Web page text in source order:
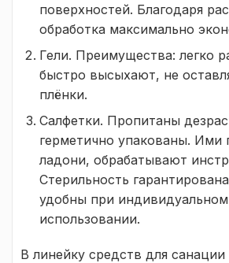
поверхностей. Благодаря
обработка максимально
Гели. Преимущества: легко
быстро высыхают, не
плёнки.
Салфетки. Пропитаны
герметично упакованы. Ими
ладони, обрабатывают
Стерильность
удобны при индивидуальном
использовании.
В линейку средств для